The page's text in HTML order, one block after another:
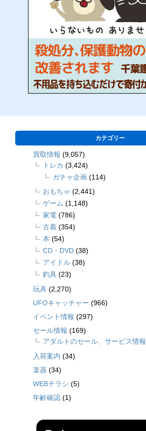
カテゴリー
買取情報 (9,057)
トレカ (3,424)
ガチャ企画 (114)
おもちゃ (2,441)
ゲーム (1,148)
家電 (786)
古着 (354)
本 (54)
CD・DVD (38)
アイドル (38)
釣具 (23)
玩具 (2,270)
UFOキャッチャー (966)
イベント情報 (297)
セール情報 (169)
アダルトのセール、サービス情報
入荷案内 (34)
楽器 (34)
WEBチラシ (5)
年齢確認 (1)